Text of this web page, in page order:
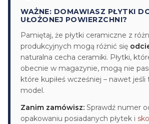
WAŻNE: DOMAWIASZ PŁYTKI
UŁOŻONEJ POWIERZCHNI?
Pamiętaj, że płytki ceramiczne z
produkcyjnych mogą różnić się
naturalna cecha ceramiki. Płytki,
obecnie w magazynie, mogą nie
które kupiłeś wcześniej – nawet
model.
Zanim zamówisz: Sprawdź numer
opakowaniu posiadanych płytek i